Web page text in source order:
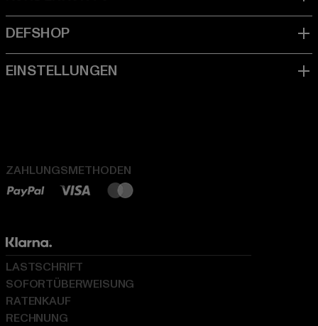
ZAHLUNGSMETHODEN
LASTSCHRIFT
SOFORTÜBERWEISUNG
RATENKAUF
RECHNUNG